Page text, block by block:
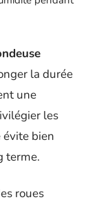
la durée
une
les
évite bien
terme.
roues